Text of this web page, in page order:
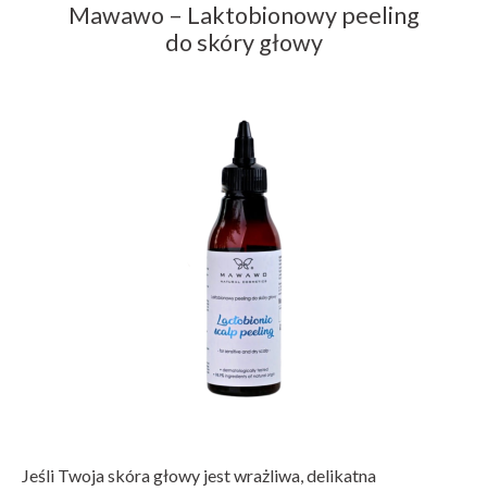
Mawawo – Laktobionowy peeling
do skóry głowy
Jeśli Twoja skóra głowy jest wrażliwa, delikatna